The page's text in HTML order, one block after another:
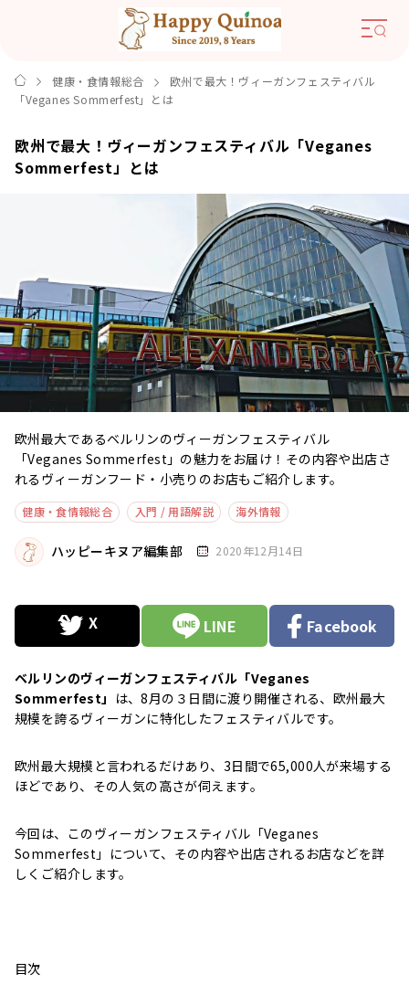
健康・食情報総合
欧州で最大！ヴィーガンフェスティバル
「Veganes Sommerfest」とは
欧州で最大！ヴィーガンフェスティバル「Veganes
Sommerfest」とは
欧州最大であるベルリンのヴィーガンフェスティバル
「Veganes Sommerfest」の魅力をお届け！その内容や出店さ
れるヴィーガンフード・小売りのお店もご紹介します。
健康・食情報総合 入門 / 用語解説 海外情報
ハッピーキヌア編集部 2020年12月14日
LINE Facebook
ベルリンのヴィーガンフェスティバル「Veganes
Sommerfest」 は、8月の３日間に渡り開催される、欧州最大
規模を誇るヴィーガンに特化したフェスティバルです。
欧州最大規模と言われるだけあり、3日間で65,000人が来場する
ほどであり、その人気の高さが伺えます。
今回は、このヴィーガンフェスティバル「Veganes
Sommerfest」について、その内容や出店されるお店などを詳
しくご紹介します。
目次